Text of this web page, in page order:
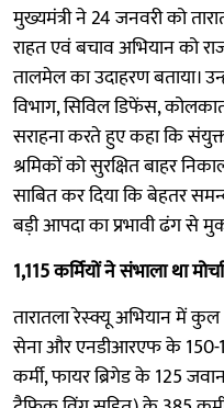
मुख्यमंत्री ने 24 जनवरी को
राहत एवं बचाव अभियान को
तालमेल का उदाहरण बताया।
विभाग, सिविल डिफेंस,
सराहना करते हुए कहा कि
श्रमिकों को सुरक्षित बाहर
साबित कर दिया कि बेहतर
बड़ी आपदा का प्रभावी ढंग से
1,115 कर्मियों ने संभाला था मोर्चा
तारातला रेस्क्यू अभियान में कुल
सेना और एनडीआरएफ के 150-
कर्मी, फायर ब्रिगेड के 125